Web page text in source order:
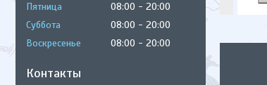
Пятница
08:00
20:00
Суббота
08:00
20:00
Воскресенье
08:00 20:00
Контакты